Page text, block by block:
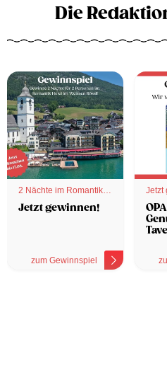
Die
2 Nächte im Romantik
Hotel
Jetzt gewinnen!
zum Gewinnspiel
Jetzt